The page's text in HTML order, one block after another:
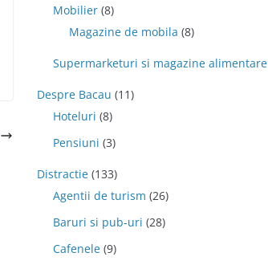
Mobilier (8)
Magazine de mobila (8)
Supermarketuri si magazine alimentare
Despre Bacau (11)
Hoteluri (8)
Pensiuni (3)
Distractie (133)
Agentii de turism (26)
Baruri si pub-uri (28)
Cafenele (9)